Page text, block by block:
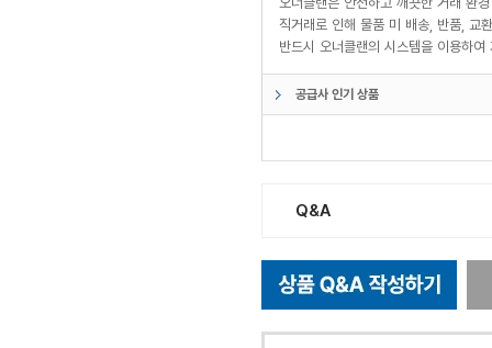
직거래로 인해 물품 미 배송, 반품, 교
반드시 오너클랜의 시스템을 이용하
공급사 인기 상품
Q&A